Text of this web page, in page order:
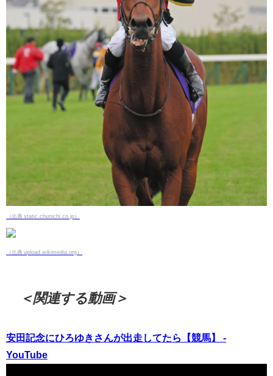
（出典 static.chunichi.co.jp）
（出典 upload.wikimedia.org）
＜関連する動画＞
安田記念にひろゆきさんが出走してたら【競馬】 -
YouTube